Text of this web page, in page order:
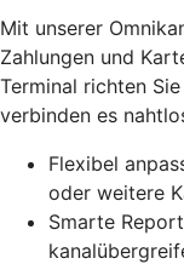
Mit unserer
Zahlungen und
Terminal richten
verbinden es
Flexibel
oder weitere
Smarte